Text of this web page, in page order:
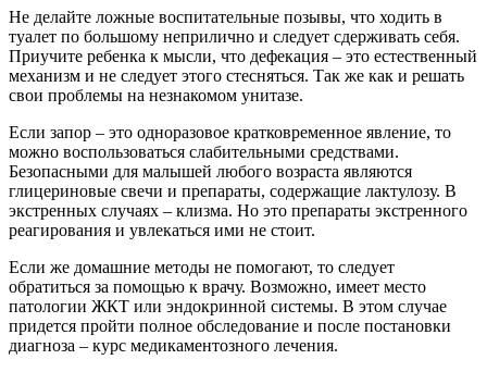
Не делайте ложные воспитательные позывы, что ходить в
туалет по большому неприлично и следует сдерживать себя.
Приучите ребенка к мысли, что дефекация – это естественный
механизм и не следует этого стесняться. Так же как и решать
свои проблемы на незнакомом унитазе.
Если запор – это одноразовое кратковременное явление, то
можно воспользоваться слабительными средствами.
Безопасными для малышей любого возраста являются
глицериновые свечи и препараты, содержащие лактулозу. В
экстренных случаях – клизма. Но это препараты экстренного
реагирования и увлекаться ими не стоит.
Если же домашние методы не помогают, то следует
обратиться за помощью к врачу. Возможно, имеет место
патологии ЖКТ или эндокринной системы. В этом случае
придется пройти полное обследование и после постановки
диагноза – курс медикаментозного лечения.